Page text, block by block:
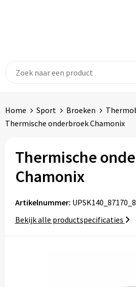
Home Sport Broeken
Thermische onderbroek Chamonix
Thermische
Chamonix
Artikelnummer:
Bekijk alle productspecificaties